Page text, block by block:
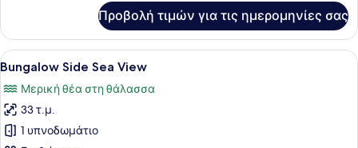
Garden
View
Προβολή τιμών για τις ημερομηνίες σας
Προβολή
όλων
των
φωτογραφιών
για
Ένα θέρετρο με πολλές πισίνες,
5
Bungalow Side Sea View
Μερική θέα στη θάλασσα
33 τ.μ.
1 υπνοδωμάτιο